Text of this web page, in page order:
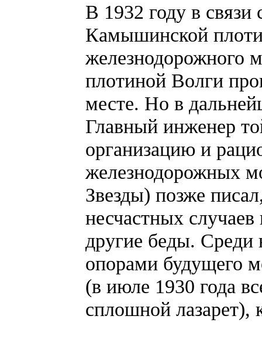
В 1932 году в связи
Камышинской
железнодорожного
плотиной Волги
месте. Но в
Главный инженер
организацию и
железнодорожных
Звезды) позже
несчастных
другие беды. Среди
опорами будущего
(в июле 1930 года
сплошной лазарет),